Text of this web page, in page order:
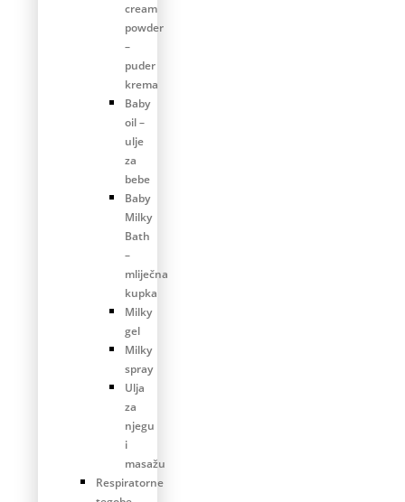
cream
powder
–
puder
krema
Baby
oil –
ulje
za
bebe
Baby
Milky
Bath
–
mliječna
kupka
Milky
gel
Milky
spray
Ulja
za
njegu
i
masažu
Respiratorne